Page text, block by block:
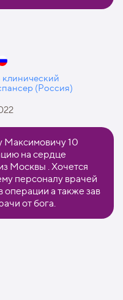
(Россия)
Максимовичу 10
на сердце
Москвы . Хочется
персоналу врачей
операции а также зав
от бога.